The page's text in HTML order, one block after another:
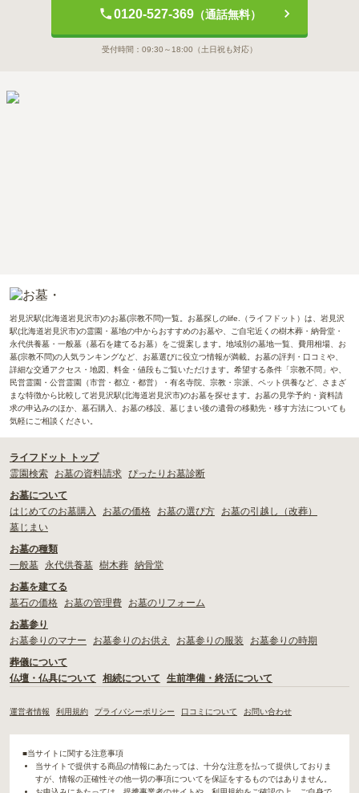
0120-527-369（通話無料）
受付時間： 09:30～18:00 （土日祝も対応）
岩見沢駅(北海道岩見沢市)のお墓(宗教不問)一覧。お墓探しのlife.（ライフドット）は、岩見沢
駅(北海道岩見沢市)の霊園・墓地の中からおすすめのお墓や、ご自宅近くの樹木葬・納骨堂・
永代供養墓・一般墓（墓石を建てるお墓）をご提案します。地域別の墓地一覧、費用相場、お
墓(宗教不問)の人気ランキングなど、お墓選びに役立つ情報が満載。お墓の評判・口コミや、
詳細な交通アクセス・地図、料金・値段もご覧いただけます。希望する条件「宗教不問」や、
民営霊園・公営霊園（市営・都立・都営）・有名寺院、宗教・宗派、ペット供養など、さまざ
まな特徴から比較して岩見沢駅(北海道岩見沢市)のお墓を探せます。お墓の見学予約・資料請
求の申込みのほか、墓石購入、お墓の移設、墓じまい後の遺骨の移動先・移す方法についても
気軽にご相談ください。
ライフドット トップ
霊園検索
お墓の資料請求 ぴったりお墓診断
お墓について
はじめてのお墓購入
お墓の価格 お墓の選び方
お墓の引越し（改葬）
墓じまい
お墓の種類
一般墓
永代供養墓 樹木葬 納骨堂
お墓を建てる
墓石の価格
お墓の管理費
お墓のリフォーム
お墓参り
お墓参りのマナー
お墓参りのお供え お墓参りの服装
お墓参りの時期
葬儀について
仏壇・仏具について
相続について 生前準備・終活について
運営者情報 利用規約 プライバシーポリシー 口コミについて お問い合わせ
■当サイトに関する注意事項
当サイトで提供する商品の情報にあたっては、十分な注意を払って提供しておりま
すが、情報の正確性その他一切の事項についてを保証をするものではありません。